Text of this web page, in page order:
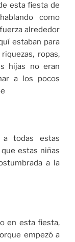
esta fiesta de
como
alrededor
estaban para
ropas,
hijas no eran
a los pocos
a todas estas
estas niñas
a la
en esta fiesta,
empezó a